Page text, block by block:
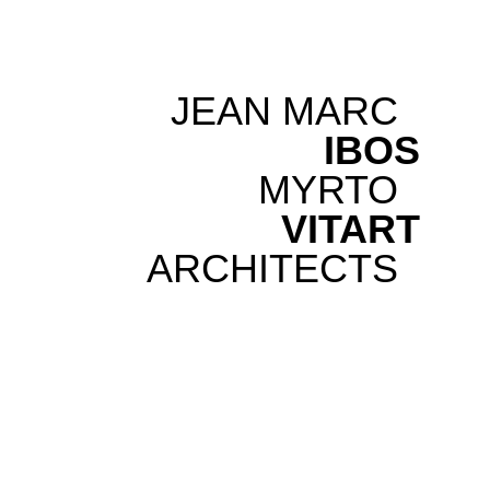
JEAN MARC
IBOS
MYRTO
VITART
ARCHITECTS